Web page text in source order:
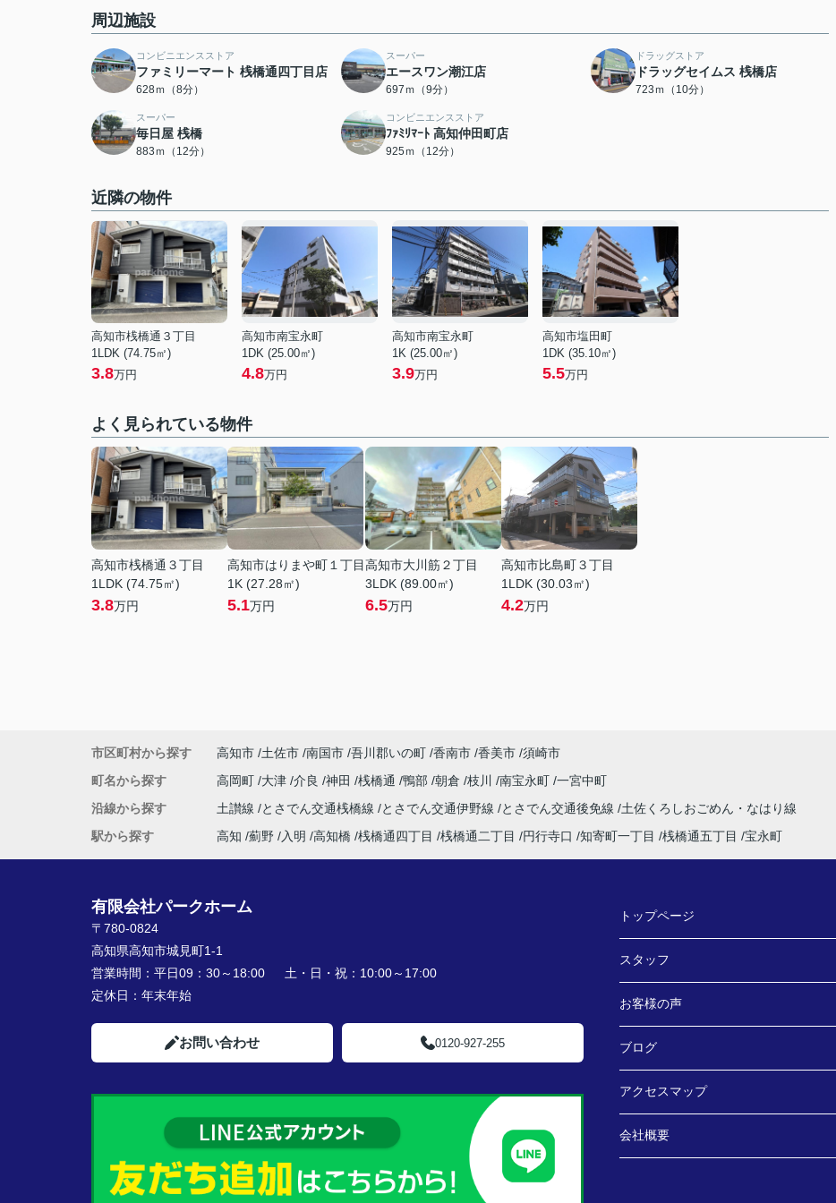
周辺施設
コンビニエンスストア
ファミリーマート 桟橋通四丁目店
628ｍ（8分）
スーパー
エースワン潮江店
697ｍ（9分）
ドラッグストア
ドラッグセイムス 桟橋店
723ｍ（10分）
スーパー
毎日屋 桟橋
883ｍ（12分）
コンビニエンスストア
ﾌｧﾐﾘﾏｰﾄ 高知仲田町店
925ｍ（12分）
近隣の物件
高知市桟橋通３丁目
1LDK (74.75㎡)
3.8万円
高知市南宝永町
1DK (25.00㎡)
4.8万円
高知市南宝永町
1K (25.00㎡)
3.9万円
高知市塩田町
1DK (35.10㎡)
5.5万円
よく見られている物件
高知市桟橋通３丁目
1LDK (74.75㎡)
3.8万円
高知市はりまや町１丁目
1K (27.28㎡)
5.1万円
高知市大川筋２丁目
3LDK (89.00㎡)
6.5万円
高知市比島町３丁目
1LDK (30.03㎡)
4.2万円
市区町村から探す 高知市 土佐市 南国市 吾川郡いの町 香南市 香美市 須崎市
町名から探す
高岡町 大津 介良 神田 桟橋通 鴨部 朝倉 枝川 南宝永町 一宮中町
沿線から探す
土讃線 とさでん交通桟橋線 とさでん交通伊野線 とさでん交通後免線
土佐くろしおごめん・なはり線
駅から探す
高知 薊野 入明 高知橋 桟橋通四丁目 桟橋通二丁目 円行寺口 知寄町一丁目 桟橋通五丁目 宝永町
有限会社パークホーム
〒780-0824
高知県高知市城見町1-1
営業時間： 平日09：30～18:00 土・日・祝：10:00～17:00
定休日： 年末年始
お問い合わせ 0120-927-255
トップページ
スタッフ
お客様の声
ブログ
アクセスマップ
会社概要